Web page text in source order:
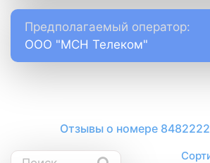
Предполагаемый оператор:
ООО "МСН Телеком"
Отзывы о номере